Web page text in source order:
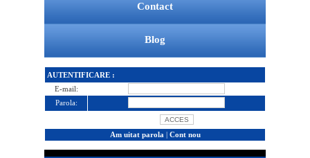
Contact
Blog
AUTENTIFICARE :
E-mail:
Parola:
Am uitat parola | Cont nou